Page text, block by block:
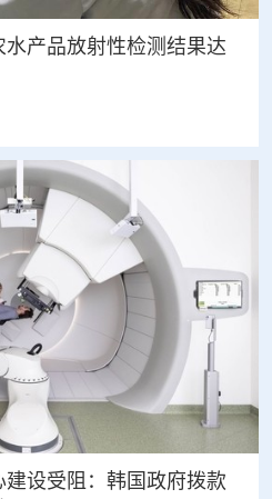
产品放射性检测结果达
设受阻：韩国政府拨款